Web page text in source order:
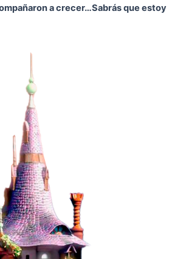
a crecer…Sabrás que estoy